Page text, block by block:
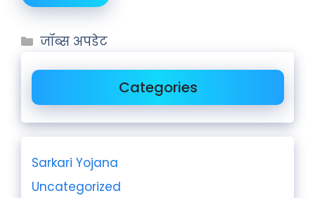
जॉब्स अपडेट
Categories
Sarkari Yojana
Uncategorized